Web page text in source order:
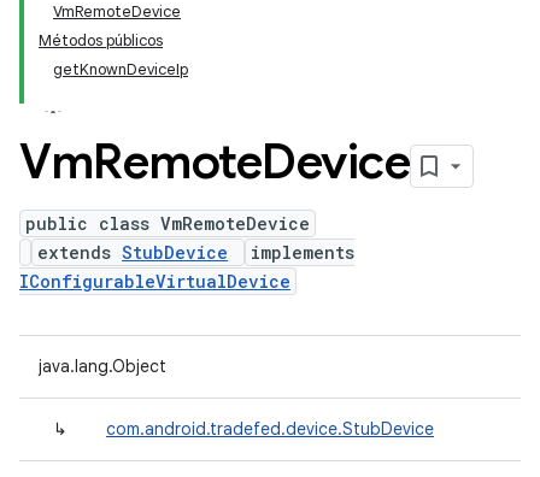
VmRemoteDevice
Métodos públicos
getKnownDeviceIp
VmRemoteDevice
public class VmRemoteDevice
extends StubDevice
implements
IConfigurableVirtualDevice
java.lang.Object
↳ com.android.tradefed.device.StubDevice